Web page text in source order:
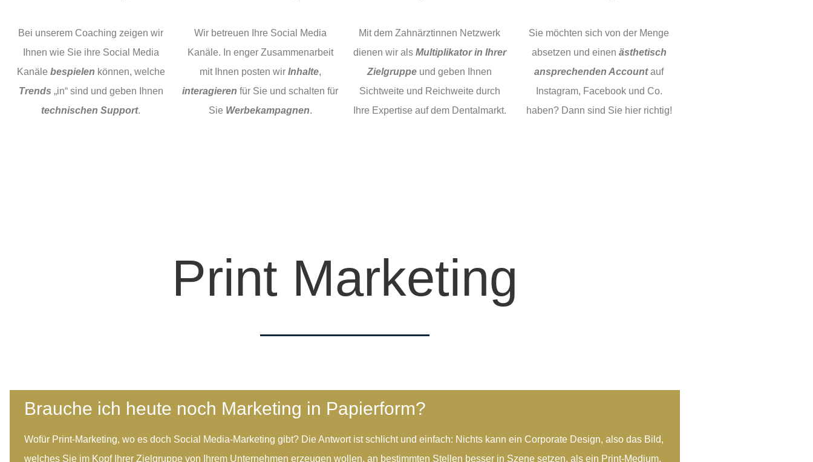
Bei unserem Coaching zeigen wir
Ihnen wie Sie ihre Social Media
Kanäle bespielen können, welche
Trends „in“ sind und geben Ihnen
technischen Support.
Wir betreuen Ihre Social Media
Kanäle. In enger Zusammenarbeit
mit Ihnen posten wirInhalte,
interagieren für Sie und schalten für
Sie Werbekampagnen.
Mit dem Zahnärztinnen Netzwerk
dienen wir als Multiplikator in Ihrer
Zielgruppe und geben Ihnen
Sichtweite und Reichweite durch
Ihre Expertise auf dem Dentalmarkt.
Sie möchten sich von der Menge
absetzen und einen ästhetisch
ansprechenden Accountauf
Instagram, Facebook und Co.
haben? Dann sind Sie hier richtig!
Print Marketing
Brauche ich heute noch Marketing in Papierform?
Wofür Print-Marketing, wo es doch Social Media-Marketing gibt? Die Antwort ist schlicht und einfach: Nichts kann ein Corporate Design, also das Bild,
welches Sie im Kopf Ihrer Zielgruppe von Ihrem Unternehmen erzeugen wollen, an bestimmten Stellen besser in Szene setzen, als ein Print-Medium.